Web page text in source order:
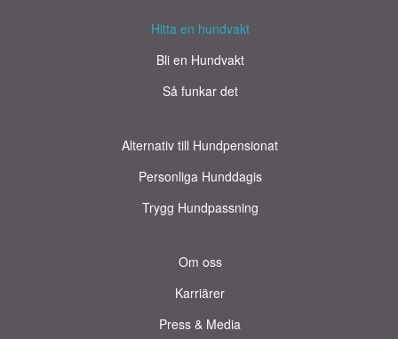
Hitta en hundvakt
Bli en Hundvakt
Så funkar det
Alternativ till Hundpensionat
Personliga Hunddagis
Trygg Hundpassning
Om oss
Karriärer
Press & Media